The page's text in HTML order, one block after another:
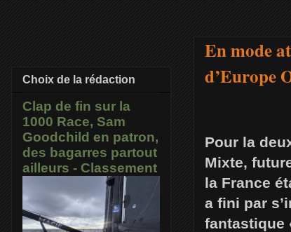
En mode
d’Europe
Pour la
Mixte,
la France
a fini par
fantastique
Choix de la rédaction
Clap de fin sur la
1000 Race, Sam
Goodchild en patron,
des bagarres partout
ailleurs - Classement